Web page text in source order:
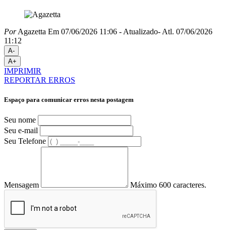
PorAgazetta Em 07/06/2026 11:06 - Atualizado- Atl. 07/06/2026
11:12
A-
A+
IMPRIMIR
REPORTAR ERROS
Espaço para comunicar erros nesta postagem
Seu nome
Seu e-mail
Seu Telefone
Mensagem Máximo 600 caracteres.